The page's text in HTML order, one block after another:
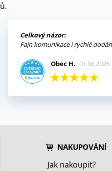
Celkový názor:
Fajn komunikace i rychlé
Obec H. 01.06.2026
NAKUPOVÁNÍ
Jak nakoupit?